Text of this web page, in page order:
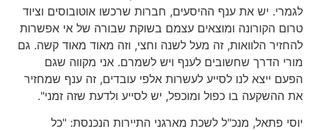
לגמרי. יש את ענף ההיסעים, חברות שרכשו אוטובוסים וציוד
טרום הקורונה ומוצאים עצמם בשוקת שבורה של אי אפשרות
להחזיר הלוואות, זה מעל לשנה וחצי, וזה מאוד מאוד קשה. גם
מורי הדרך שחשובים לענף ויש לשמרם. אני מקווה שגם
הפעם ייצא לנו לסייע לעשרות אלפי עובדים, זה ענף שמחזיר
את ההשקעה בו כפול ומוכפל, יש לסייע ולדעת שזה זמני".
יוסי פתאל, מנכ"ל לשכת מארגני התיירות הנכנסת: "כל